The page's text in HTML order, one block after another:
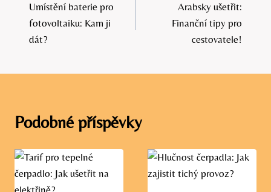
pro
příspěvek
Umístění baterie pro
fotovoltaiku: Kam ji
dát?
Arabsky ušetřit:
Finanční tipy pro
cestovatele!
Podobné příspěvky